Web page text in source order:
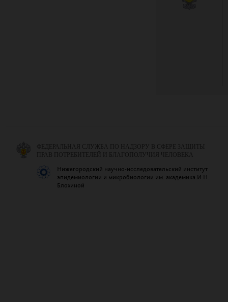
ФЕДЕРАЛЬНАЯ СЛУЖБА ПО НАДЗОРУ В СФЕРЕ ЗАЩИТЫ
ПРАВ ПОТРЕБИТЕЛЕЙ И БЛАГОПОЛУЧИЯ ЧЕЛОВЕКА
Нижегородский научно-исследовательский институт
эпидемиологии и микробиологии им. академика И.Н.
Блохиной